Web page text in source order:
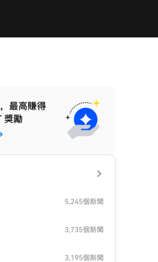
5,245個新聞
3,735個新聞
3,195個新聞